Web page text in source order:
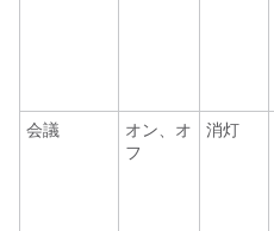
会議
オン、オ
フ
消灯